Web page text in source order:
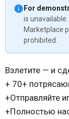
For
is
Marketplace
prohibited.
Взлетите — и
+ 70+
+Отправляйте
+Полностью